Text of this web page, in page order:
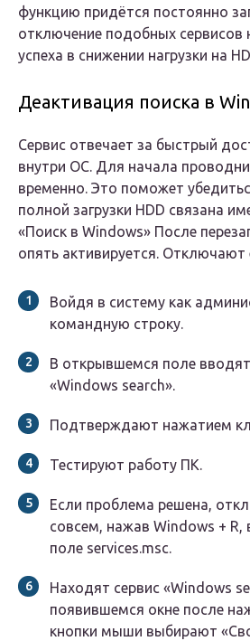
функцию придётся постоянно
отключение подобных сервисов
успеха в снижении нагрузки на
Деактивация поиска в
Сервис отвечает за быстрый
внутри ОС. Для начала
временно. Это поможет
полной загрузки HDD связана
«Поиск в Windows» После
опять активируется. Отключают
Войдя в систему как
командную строку.
В открывшемся поле
«Windows search».
Подтверждают нажатием
Тестируют работу ПК.
Если проблема решена,
совсем, нажав Windows +
поле services.msc.
Находят сервис «Windows
появившемся окне после
кнопки мыши выбирают